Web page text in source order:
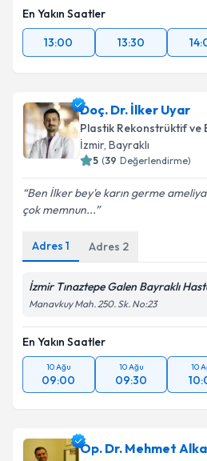
En Yakın Saatler
13:00
13:30
Doç. Dr. İlker Uyar
Plastik Rekonstrüktif ve
İzmir, Bayraklı
5 (39 Değerlendirme)
Ben İlker bey'e karın germe
çok memnun...
Adres 1 Adres 2
İzmir Tınaztepe Galen Bayraklı
Manavkuy Mah. 250. Sk. No:23
En Yakın Saatler
10 Ağu
09:00
10 Ağu
09:30
10
Op. Dr. Mehmet